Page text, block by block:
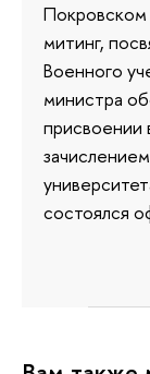
Покровском
митинг,
Военного
министра
присвоении
состоялся